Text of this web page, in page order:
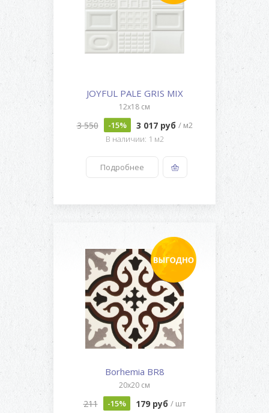
JOYFUL PALE GRIS MIX
12x18 см
3 550 -15% 3 017 руб / м2
В наличии: 1 м2
Подробнее
Borhemia BR8
20x20 см
211 -15% 179 руб / шт